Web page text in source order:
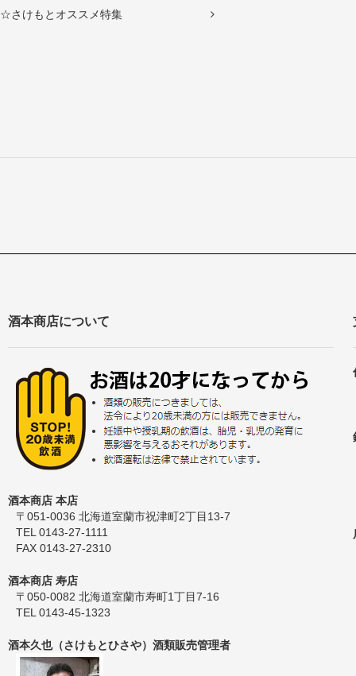
☆さけもとオススメ特集
酒本商店について
酒本商店 本店
〒051-0036 北海道室蘭市祝津町2丁目13-7
TEL 0143-27-1111
FAX 0143-27-2310
酒本商店 寿店
〒050-0082 北海道室蘭市寿町1丁目7-16
TEL 0143-45-1323
酒本久也（さけもとひさや）酒類販売管理者